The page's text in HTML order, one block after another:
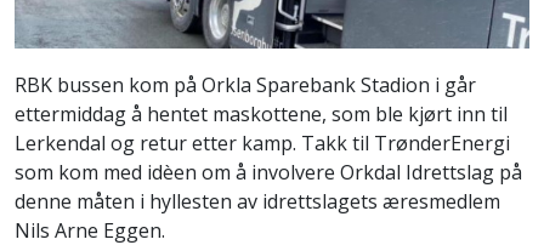
RBK bussen kom på Orkla Sparebank Stadion i går
ettermiddag å hentet maskottene, som ble kjørt inn til
Lerkendal og retur etter kamp. Takk til TrønderEnergi
som kom med idèen om å involvere Orkdal Idrettslag på
denne måten i hyllesten av idrettslagets æresmedlem
Nils Arne Eggen.